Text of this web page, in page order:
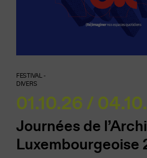
FESTIVAL -
DIVERS
01.10.26 /
Journées de
Luxembourgeoise